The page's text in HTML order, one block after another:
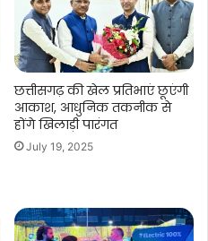
छत्तीसगढ़ की खेल प्रतिभाएं छूएंगी
आकाश, आधुनिक तकनीक से
होंगे खिलाड़ी पारंगत
July 19, 2025